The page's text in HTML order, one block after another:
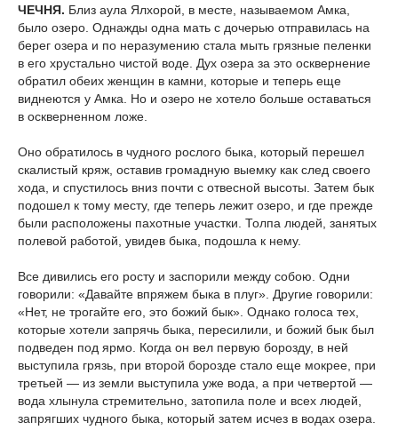
ЧЕЧНЯ. Близ аула Ялхорой, в месте, называемом Амка,
было озеро. Однажды одна мать с дочерью отправилась на
берег озера и по неразумению стала мыть грязные пеленки
в его хрустально чистой воде. Дух озера за это осквернение
обратил обеих женщин в камни, которые и теперь еще
виднеются у Амка. Но и озеро не хотело больше оставаться
в оскверненном ложе.
Оно обратилось в чудного рослого быка, который перешел
скалистый кряж, оставив громадную выемку как след своего
хода, и спустилось вниз почти с отвесной высоты. Затем бык
подошел к тому месту, где теперь лежит озеро, и где прежде
были расположены пахотные участки. Толпа людей, занятых
полевой работой, увидев быка, подошла к нему.
Все дивились его росту и заспорили между собою. Одни
говорили: «Давайте впряжем быка в плуг». Другие говорили:
«Нет, не трогайте его, это божий бык». Однако голоса тех,
которые хотели запрячь быка, пересилили, и божий бык был
подведен под ярмо. Когда он вел первую борозду, в ней
выступила грязь, при второй борозде стало еще мокрее, при
третьей — из земли выступила уже вода, а при четвертой —
вода хлынула стремительно, затопила поле и всех людей,
запрягших чудного быка, который затем исчез в водах озера.